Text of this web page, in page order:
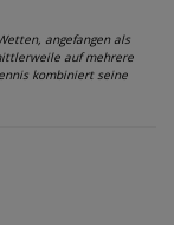
angefangen als
auf mehrere
kombiniert seine